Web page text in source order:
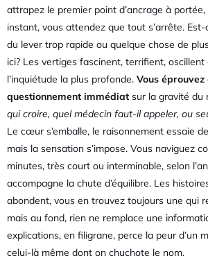
attrapez le premier point d’ancrage à
instant, vous attendez que tout s’arrête.
du lever trop rapide ou quelque chose de
ici? Les vertiges fascinent, terrifient,
l’inquiétude la plus profonde. Vous
questionnement immédiat sur la gravité du
qui croire, quel médecin faut-il appeler, ou
Le cœur s’emballe, le raisonnement essaie
mais la sensation s’impose. Vous naviguez
minutes, très court ou interminable, selon
accompagne la chute d’équilibre. Les
abondent, vous en trouvez toujours une qui
mais au fond, rien ne remplace une
explications, en filigrane, perce la peur d’un
celui-là même dont on chuchote le nom.